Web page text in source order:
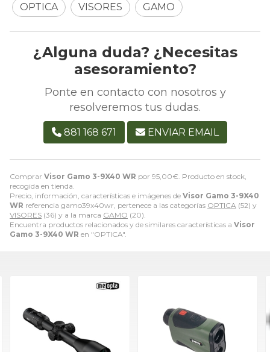
Comprar Visor Gamo 3-9X40 WR por 95,00€ . Producto en stock,
recogida en tienda.
Precio, información, características e imágenes de Visor Gamo 3-9X40
WR referencia gamo39x40wr, pertenece a las categorías OPTICA (52) y
VISORES (36) y a la marca GAMO (20).
Encuentra productos relacionados y de similares características a Visor
Gamo 3-9X40 WR en "OPTICA".
OPTICA
VISORES GAMO
¿Alguna duda? ¿Necesitas
asesoramiento?
Ponte en contacto con nosotros y
resolveremos tus dudas.
881 168 671 ENVIAR EMAIL